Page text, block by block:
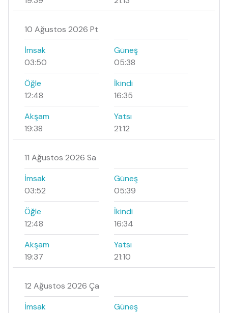
10 Ağustos 2026 Pt
İmsak
03:50
Güneş
05:38
Öğle
12:48
İkindi
16:35
Akşam
19:38
Yatsı
21:12
11 Ağustos 2026 Sa
İmsak
03:52
Güneş
05:39
Öğle
12:48
İkindi
16:34
Akşam
19:37
Yatsı
21:10
12 Ağustos 2026 Ça
İmsak
Güneş